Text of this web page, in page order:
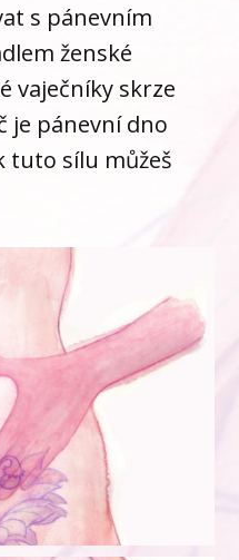
s pánevním
ženské
vaječníky skrze
je pánevní dno
tuto sílu můžeš